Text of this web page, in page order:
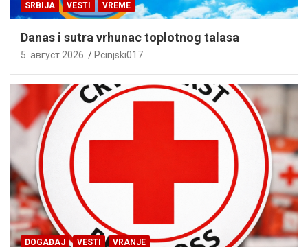
SRBIJA VESTI VREME
Danas i sutra vrhunac toplotnog talasa
5. август 2026. Pcinjski017
DOGAĐAJ VESTI VRANJE